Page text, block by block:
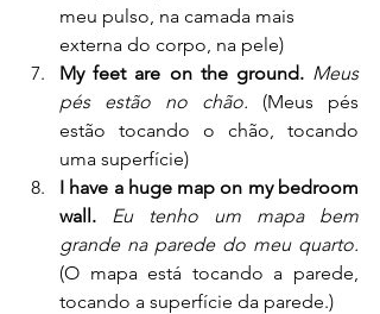
meu pulso, na camada mais
externa do corpo, na pele)
My feet are on the ground. Meus
pés estão no chão. (Meus pés
estão tocando o chão, tocando
uma superfície)
I have a huge map on my bedroom
wall.
Eu tenho um mapa bem
grande na parede do meu quarto.
(O mapa está tocando a parede,
tocando a superfície da parede.)